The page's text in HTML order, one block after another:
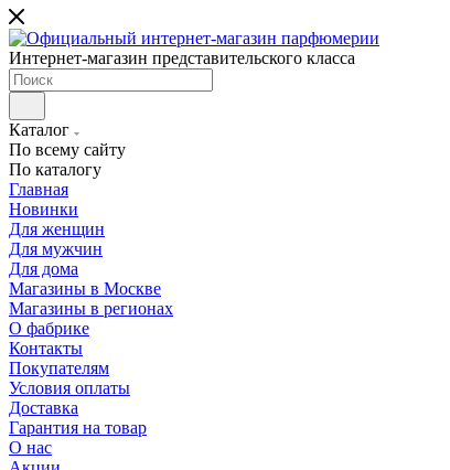
Интернет-магазин представительского класса
Каталог
По всему сайту
По каталогу
Главная
Новинки
Для женщин
Для мужчин
Для дома
Магазины в Москве
Магазины в регионах
О фабрике
Контакты
Покупателям
Условия оплаты
Доставка
Гарантия на товар
О нас